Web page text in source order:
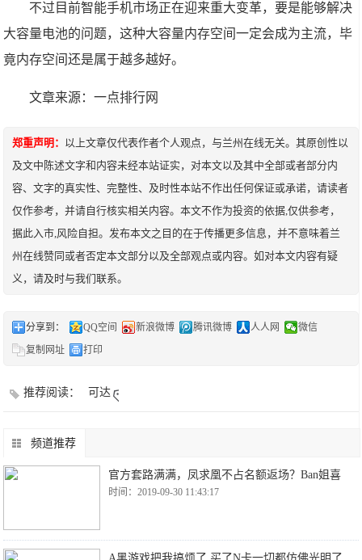
不过目前智能手机市场正在迎来重大变革，要是能够解决
大容量电池的问题，这种大容量内存空间一定会成为主流，毕
竟内存空间还是属于越多越好。
文章来源：一点排行网
郑重声明： 以上文章仅代表作者个人观点，与兰州在线无关。其原创性以
及文中陈述文字和内容未经本站证实，对本文以及其中全部或者部分内
容、文字的真实性、完整性、及时性本站不作出任何保证或承诺，请读者
仅作参考，并请自行核实相关内容。本文不作为投资的依据,仅供参考，
据此入市,风险自担。发布本文之目的在于传播更多信息，并不意味着兰
州在线赞同或者否定本文部分以及全部观点或内容。如对本文内容有疑
义，请及时与我们联系。
分享到： QQ空间 新浪微博 腾讯微博 人人网
微信
复制网址
打印
推荐阅读： 可达
频道推荐
官方套路满满，凤求凰不占名额返场？Ban姐喜
时间：2019-09-30 11:43:17